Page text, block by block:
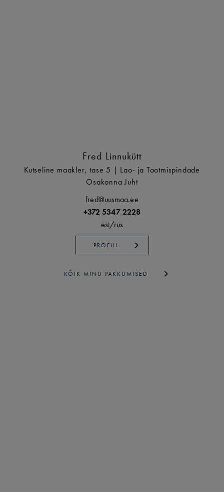
Fred Linnukütt
Kutseline maakler, tase 5 | Lao- ja Tootmispindade
Osakonna Juht
fred@uusmaa.ee
+372 5347 2228
est/rus
PROFIIL
KÕIK MINU PAKKUMISED